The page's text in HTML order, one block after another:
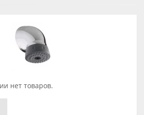
нет товаров.